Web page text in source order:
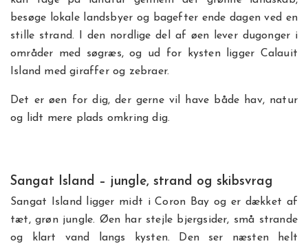
besøge lokale landsbyer og bagefter ende dagen ved en
stille strand. I den nordlige del af øen lever dugonger i
områder med søgræs, og ud for kysten ligger Calauit
Island med giraffer og zebraer.
Det er øen for dig, der gerne vil have både hav, natur
og lidt mere plads omkring dig.
Sangat Island – jungle, strand og skibsvrag
Sangat Island ligger midt i Coron Bay og er dækket af
tæt, grøn jungle. Øen har stejle bjergsider, små strande
og klart vand langs kysten. Den ser næsten helt